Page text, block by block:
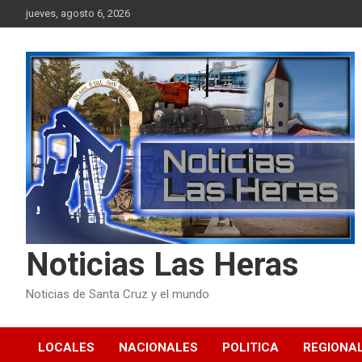
to
jueves, agosto 6, 2026
Noticias Las Heras
Noticias de Santa Cruz y el mundo
LOCALES NACIONALES POLITICA